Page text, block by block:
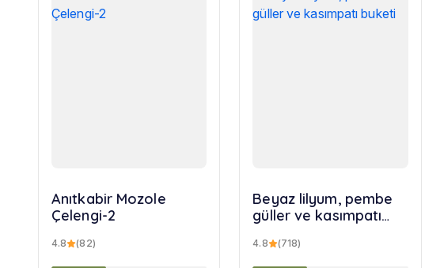
Anıtkabir Mozole
Çelengi-2
4.8 (82)
Beyaz lilyum, pembe
güller ve kasımpatı
4.8 (718)